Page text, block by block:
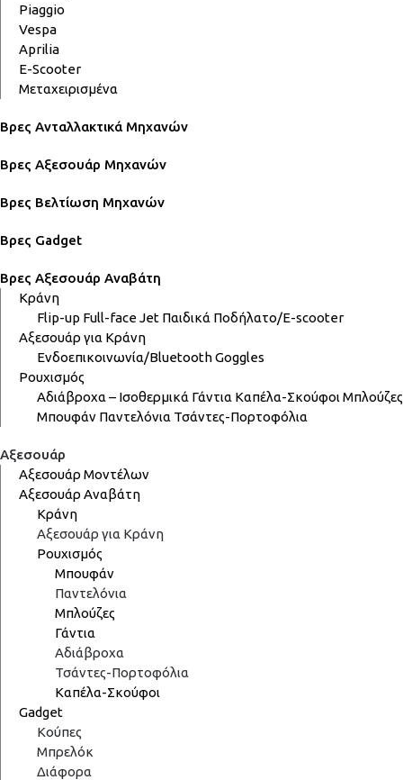
Piaggio
Vespa
Aprilia
E-Scooter
Μεταχειρισμένα
Βρες Ανταλλακτικά Μηχανών
Βρες Αξεσουάρ Μηχανών
Βρες Βελτίωση Μηχανών
Βρες Gadget
Βρες Αξεσουάρ Αναβάτη
Κράνη
Flip-up Full-faceJet Παιδικά Ποδήλατο/E-scooter
Αξεσουάρ για Κράνη
Ενδοεπικοινωνία/BluetoothGoggles
Ρουχισμός
Αδιάβροχα – Ισοθερμικά Γάντια Καπέλα-Σκούφοι Μπλούζες
Μπουφάν Παντελόνια Τσάντες-Πορτοφόλια
Αξεσουάρ
Αξεσουάρ Μοντέλων
Αξεσουάρ Αναβάτη
Κράνη
Αξεσουάρ για Κράνη
Ρουχισμός
Μπουφάν
Παντελόνια
Μπλούζες
Γάντια
Αδιάβροχα
Τσάντες-Πορτοφόλια
Καπέλα-Σκούφοι
Gadget
Κούπες
Μπρελόκ
Διάφορα